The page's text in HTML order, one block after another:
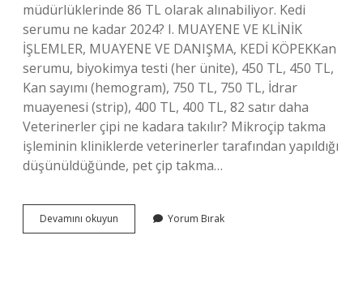
müdürlüklerinde 86 TL olarak alınabiliyor. Kedi
serumu ne kadar 2024? I. MUAYENE VE KLİNİK
İŞLEMLER, MUAYENE VE DANIŞMA, KEDİ KÖPEKKan
serumu, biyokimya testi (her ünite), 450 TL, 450 TL,
Kan sayımı (hemogram), 750 TL, 750 TL, İdrar
muayenesi (strip), 400 TL, 400 TL, 82 satır daha
Veterinerler çipi ne kadara takılır? Mikroçip takma
işleminin kliniklerde veterinerler tarafından yapıldığı
düşünüldüğünde, pet çip takma…
Devamını okuyun
Cip
Yorum Bırak